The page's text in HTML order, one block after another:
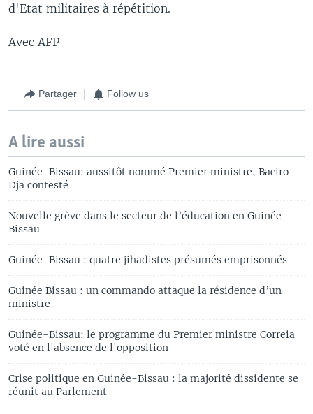
d'Etat militaires à répétition.
Avec AFP
Partager Follow us
A lire aussi
Guinée-Bissau: aussitôt nommé Premier ministre, Baciro
Dja contesté
Nouvelle grève dans le secteur de l’éducation en Guinée-
Bissau
Guinée-Bissau : quatre jihadistes présumés emprisonnés
Guinée Bissau : un commando attaque la résidence d’un
ministre
Guinée-Bissau: le programme du Premier ministre Correia
voté en l'absence de l'opposition
Crise politique en Guinée-Bissau : la majorité dissidente se
réunit au Parlement